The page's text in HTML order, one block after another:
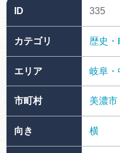
岐阜県アウトド
ペーン
岐阜県観光デー
ID 335
カテゴリ 歴史・
エリア 岐阜・
市町村 美濃市
向き 横